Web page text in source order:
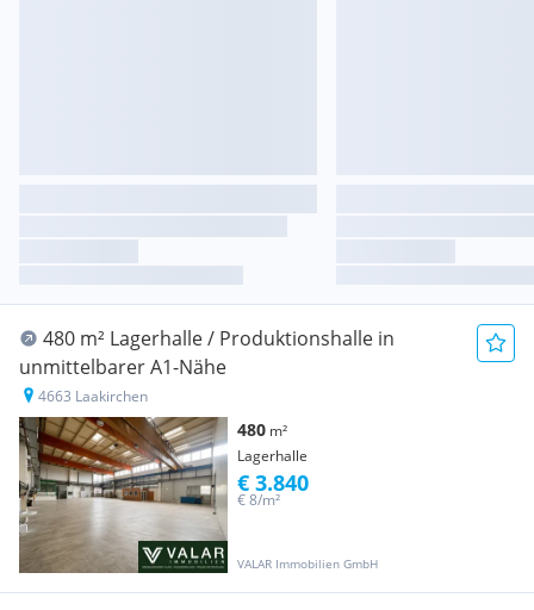
480 m² Lagerhalle / Produktionshalle in
unmittelbarer A1-Nähe
4663 Laakirchen
480 m²
Lagerhalle
VALAR Immobilien GmbH
€ 8/m²
€ 3.840